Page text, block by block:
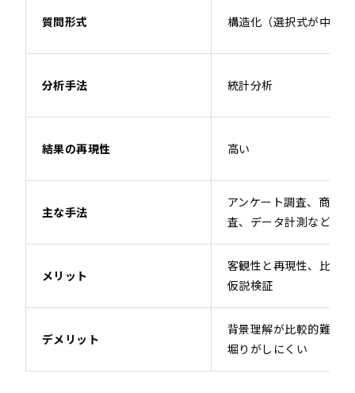
質問形式 構造化（選択式が中心）
分析手法 統計分析
結果の再現性 高い
主な手法
アンケート調査、商品
査、データ計測など
メリット
客観性と再現性、比較
仮説検証
デメリット
背景理解が比較的難し
堀りがしにくい